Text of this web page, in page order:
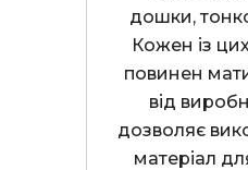
дошки,
Кожен із
повинен
від
дозволяє
матеріал